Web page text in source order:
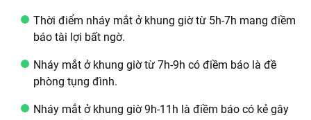
Thời điểm nháy mắt ở khung giờ từ 5h-7h mang điềm
báo tài lợi bất ngờ.
Nháy mắt ở khung giờ từ 7h-9h có điềm báo là đề
phòng tụng đình.
Nháy mắt ở khung giờ 9h-11h là điềm báo có kẻ gây